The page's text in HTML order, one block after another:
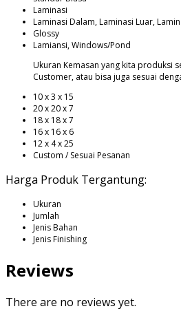
Laminasi
Laminasi Dalam, Laminasi Luar,
Glossy
Lamiansi, Windows/Pond
Ukuran Kemasan yang kita produksi
Customer, atau bisa juga sesuai
10 x 3 x 15
20 x 20 x 7
18 x 18 x 7
16 x 16 x 6
12 x 4 x 25
Custom / Sesuai Pesanan
Harga Produk Tergantung:
Ukuran
Jumlah
Jenis Bahan
Jenis Finishing
Reviews
There are no reviews yet.